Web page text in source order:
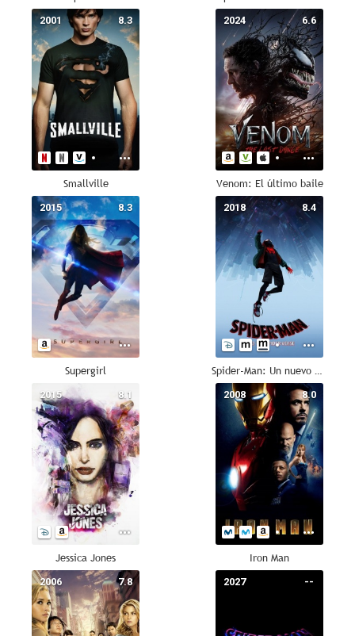
8.3
2001
Smallville
6.6
2024
Venom: El último baile
8.3
2015
Supergirl
8.4
2018
Spider-Man: Un nuevo universo
8.1
2015
Jessica Jones
8.0
2008
Iron Man
7.8
2006 --
2027